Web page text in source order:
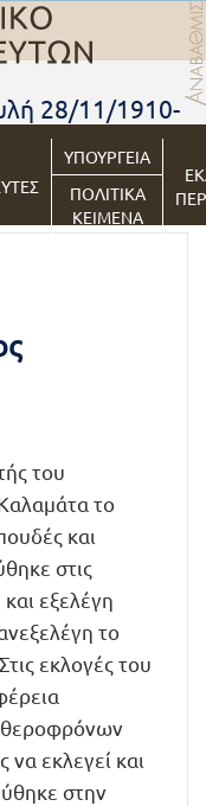
ΥΠΟΥΡΓΕΙΑ
ΠΟΛΙΤΙΚΑ
ΚΕΙΜΕΝΑ
28/11/1910-
του
το
και
στις
εξελέγη
το
εκλογές του
εκλεγεί και
στην